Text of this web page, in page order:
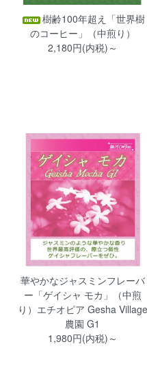
樹齢100年超え「世界樹
のコーヒー」（中煎り）
2,180円(内税)～
華やかなジャスミンフレーバ
ー「ゲイシャ モカ」（中煎
り）エチオピア Gesha Village
農園 G1
1,980円(内税)～